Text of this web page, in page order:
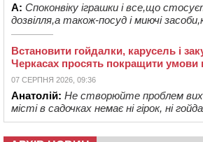
А: Споконвіку іграшки і все,що
дозвілля,а також-посуд і миючі
Встановити гойдалки, карусель і
Черкасах просять покращити умови
07 СЕРПНЯ 2026, 09:36
Анатолій: Не створюйте проблем
місті в садочках немає ні гірок, ні